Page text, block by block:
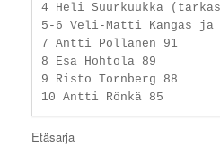
4 Heli Suurkuukka
5-6 Veli-Matti Kangas ja
7 Antti Pöllänen 91
8 Esa Hohtola 89
9 Risto Tornberg 88
Etäsarja